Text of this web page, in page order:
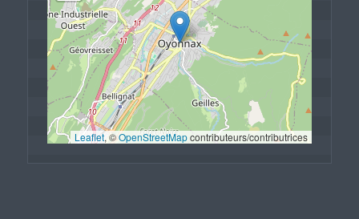
Leaflet, © OpenStreetMap contributeurs/contributrices